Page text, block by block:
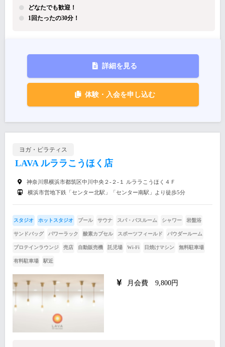
どなたでも歓迎！
1回たったの30分！
詳細を見る
体験・入会を申し込む
ヨガ・ピラティス
LAVA ルララこうほく店
神奈川県横浜市都筑区中川中央２-２-１ ルララこうほく４Ｆ
横浜市営地下鉄「センター北駅」「センター南駅」より徒歩5分
スタジオ ホットスタジオ プール サウナ スパ・バスルーム シャワー 岩盤浴
サンドバッグ パワーラック 酸素カプセル スポーツフィールド パウダールーム
プロテインラウンジ 売店 自動販売機 託児場 Wi-Fi 日焼けマシン 無料駐車場
有料駐車場 駅近
月会費 9,800円